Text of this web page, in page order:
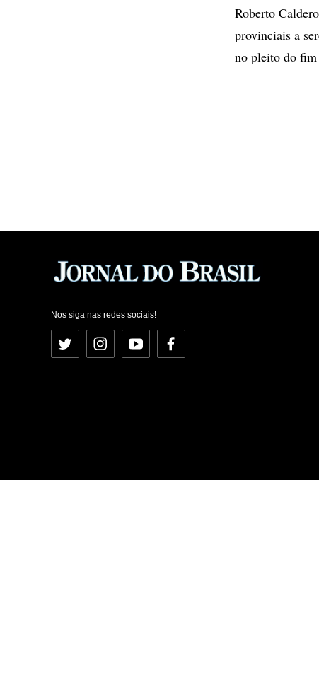
Roberto
provinciais a
no pleito do fim
Nos siga nas redes sociais!
Twitter InstagramYouTubeFacebook